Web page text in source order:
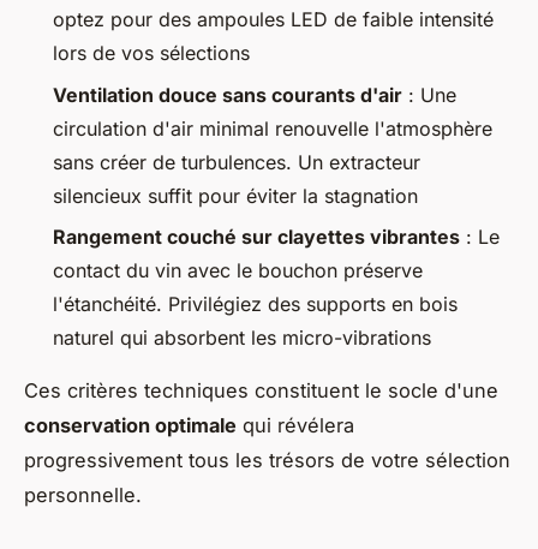
optez pour des ampoules LED de faible intensité
lors de vos sélections
Ventilation douce sans courants d'air : Une
circulation d'air minimal renouvelle l'atmosphère
sans créer de turbulences. Un extracteur
silencieux suffit pour éviter la stagnation
Rangement couché sur clayettes vibrantes : Le
contact du vin avec le bouchon préserve
l'étanchéité. Privilégiez des supports en bois
naturel qui absorbent les micro-vibrations
Ces critères techniques constituent le socle d'une
conservation optimale qui révélera
progressivement tous les trésors de votre sélection
personnelle.